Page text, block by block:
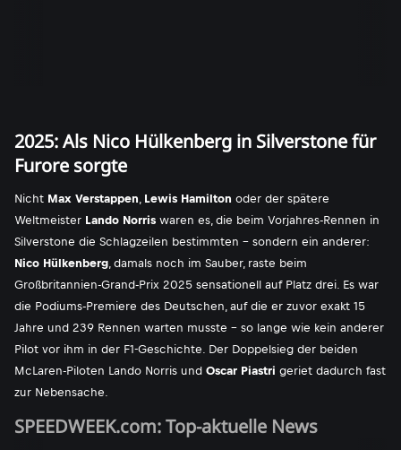
2025: Als Nico Hülkenberg in Silverstone für
Furore sorgte
Nicht Max Verstappen, Lewis Hamilton oder der spätere
Weltmeister Lando Norris waren es, die beim Vorjahres-Rennen in
Silverstone die Schlagzeilen bestimmten - sondern ein anderer:
Nico Hülkenberg, damals noch im Sauber, raste beim
Großbritannien-Grand-Prix 2025 sensationell auf Platz drei. Es war
die Podiums-Premiere des Deutschen, auf die er zuvor exakt 15
Jahre und 239 Rennen warten musste - so lange wie kein anderer
Pilot vor ihm in der F1-Geschichte. Der Doppelsieg der beiden
McLaren-Piloten Lando Norris und Oscar Piastri geriet dadurch fast
zur Nebensache.
SPEEDWEEK.com: Top-aktuelle News